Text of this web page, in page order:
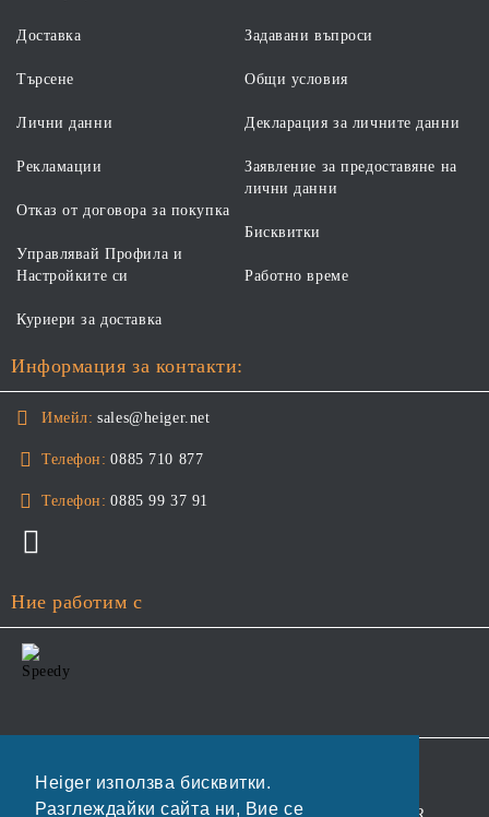
Heiger използва бисквитки.
Разглеждайки сайта ни, Вие се
Доставка
Търсене
Задавани въпроси
Общи условия
Лични данни
Рекламации
Отказ от договора за покупка
Управлявай Профила и
Настройките си
Декларация за личните данни
Заявление за предоставяне на
лични данни
Бисквитки
Работно време
Куриери за доставка
Информация за контакти:
Имейл: sales@heiger.net
Телефон: 0885 710 877
Телефон: 0885 99 37 91
Ние работим с